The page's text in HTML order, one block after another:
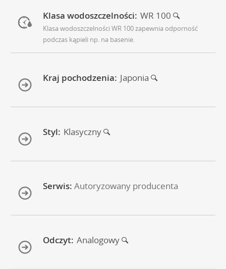
Klasa wodoszczelności: WR 100
Klasa wodoszczelności WR 100 zapewnia odporność
podczas kąpieli np. na basenie.
Kraj pochodzenia: Japonia
Styl: Klasyczny
Serwis: Autoryzowany producenta
Odczyt: Analogowy